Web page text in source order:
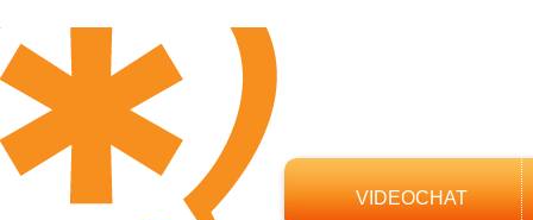
VIDEOCHAT